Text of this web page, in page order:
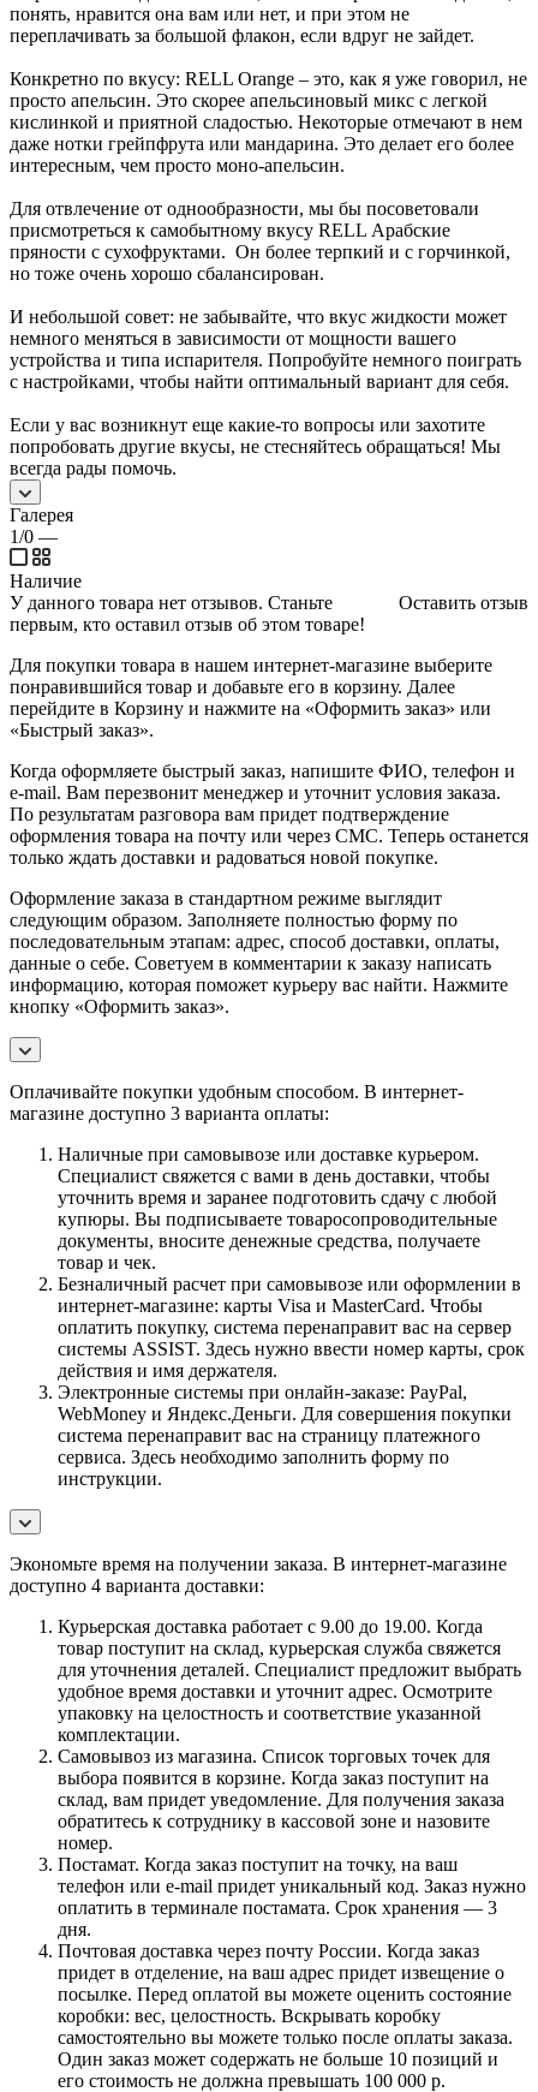
понять, нравится она вам или нет, и при этом не
переплачивать за большой флакон, если вдруг не зайдет.
Конкретно по вкусу: RELL Orange – это, как я уже говорил, не
просто апельсин. Это скорее апельсиновый микс с легкой
кислинкой и приятной сладостью. Некоторые отмечают в нем
даже нотки грейпфрута или мандарина. Это делает его более
интересным, чем просто моно-апельсин.
Для отвлечение от однообразности, мы бы посоветовали
присмотреться к самобытному вкусу RELL Арабские
пряности с сухофруктами. Он более терпкий и с горчинкой,
но тоже очень хорошо сбалансирован.
И небольшой совет: не забывайте, что вкус жидкости может
немного меняться в зависимости от мощности вашего
устройства и типа испарителя. Попробуйте немного поиграть
с настройками, чтобы найти оптимальный вариант для себя.
Если у вас возникнут еще какие-то вопросы или захотите
попробовать другие вкусы, не стесняйтесь обращаться! Мы
всегда рады помочь.
Галерея
1/0 —
Наличие
Оставить отзыв
У данного товара нет отзывов. Станьте
первым, кто оставил отзыв об этом товаре!
Для покупки товара в нашем интернет-магазине выберите
понравившийся товар и добавьте его в корзину. Далее
перейдите в Корзину и нажмите на «Оформить заказ» или
«Быстрый заказ».
Когда оформляете быстрый заказ, напишите ФИО, телефон и
e-mail. Вам перезвонит менеджер и уточнит условия заказа.
По результатам разговора вам придет подтверждение
оформления товара на почту или через СМС. Теперь останется
только ждать доставки и радоваться новой покупке.
Оформление заказа в стандартном режиме выглядит
следующим образом. Заполняете полностью форму по
последовательным этапам: адрес, способ доставки, оплаты,
данные о себе. Советуем в комментарии к заказу написать
информацию, которая поможет курьеру вас найти. Нажмите
кнопку «Оформить заказ».
Оплачивайте покупки удобным способом. В интернет-
магазине доступно 3 варианта оплаты:
Наличные при самовывозе или доставке курьером.
Специалист свяжется с вами в день доставки, чтобы
уточнить время и заранее подготовить сдачу с любой
купюры. Вы подписываете товаросопроводительные
документы, вносите денежные средства, получаете
товар и чек.
Безналичный расчет при самовывозе или оформлении в
интернет-магазине: карты Visa и MasterCard. Чтобы
оплатить покупку, система перенаправит вас на сервер
системы ASSIST. Здесь нужно ввести номер карты, срок
действия и имя держателя.
Электронные системы при онлайн-заказе: PayPal,
WebMoney и Яндекс.Деньги. Для совершения покупки
система перенаправит вас на страницу платежного
сервиса. Здесь необходимо заполнить форму по
инструкции.
Экономьте время на получении заказа. В интернет-магазине
доступно 4 варианта доставки:
Курьерская доставка работает с 9.00 до 19.00. Когда
товар поступит на склад, курьерская служба свяжется
для уточнения деталей. Специалист предложит выбрать
удобное время доставки и уточнит адрес. Осмотрите
упаковку на целостность и соответствие указанной
комплектации.
Самовывоз из магазина. Список торговых точек для
выбора появится в корзине. Когда заказ поступит на
склад, вам придет уведомление. Для получения заказа
обратитесь к сотруднику в кассовой зоне и назовите
номер.
Постамат. Когда заказ поступит на точку, на ваш
телефон или e-mail придет уникальный код. Заказ нужно
оплатить в терминале постамата. Срок хранения — 3
дня.
Почтовая доставка через почту России. Когда заказ
придет в отделение, на ваш адрес придет извещение о
посылке. Перед оплатой вы можете оценить состояние
коробки: вес, целостность. Вскрывать коробку
самостоятельно вы можете только после оплаты заказа.
Один заказ может содержать не больше 10 позиций и
его стоимость не должна превышать 100 000 р.